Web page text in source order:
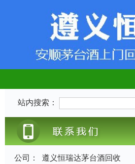
站内搜索：
公司：
遵义恒瑞达茅台酒回收